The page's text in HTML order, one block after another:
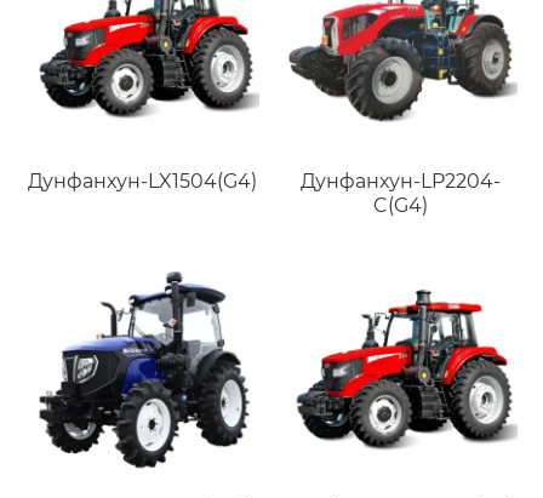
Дунфанхун-LX1504(G4)
Дунфанхун-LP2204-
C(G4)